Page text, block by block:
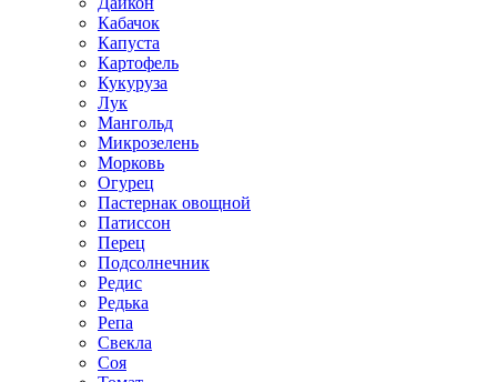
Кабачок
Капуста
Картофель
Кукуруза
Лук
Мангольд
Микрозелень
Морковь
Огурец
Пастернак овощной
Патиссон
Перец
Подсолнечник
Редис
Редька
Репа
Свекла
Соя